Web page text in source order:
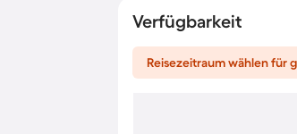
Verfügbarkeit
Reisezeitraum wählen für